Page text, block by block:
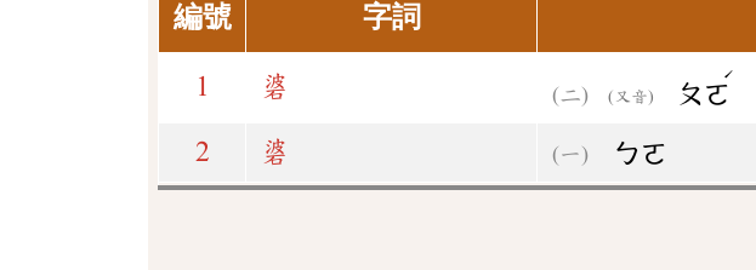
編號 字詞
1 碆 (又音) ㄆㄛ
ˊ
2 碆 ㄅㄛ